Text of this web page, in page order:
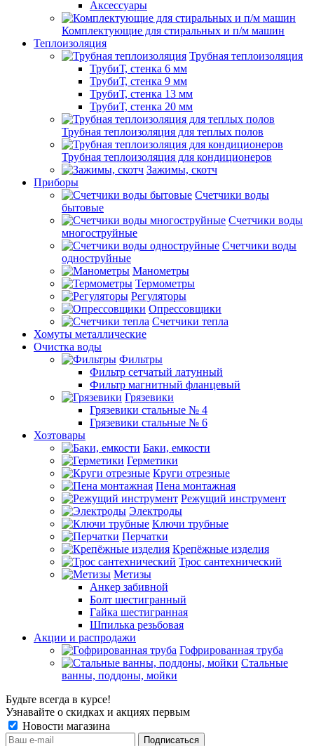
Аксессуары
Комплектующие для стиральных и п/м машин
Теплоизоляция
Трубная теплоизоляция
ТрубиТ, стенка 6 мм
ТрубиТ, стенка 9 мм
ТрубиТ, стенка 13 мм
ТрубиТ, стенка 20 мм
Трубная теплоизоляция для теплых полов
Трубная теплоизоляция для кондиционеров
Зажимы, скотч
Приборы
Счетчики воды
бытовые
Счетчики воды
многоструйные
Счетчики воды
одноструйные
Манометры
Термометры
Регуляторы
Опрессовщики
Счетчики тепла
Хомуты металлические
Очистка воды
Фильтры
Фильтр сетчатый латунный
Фильтр магнитный фланцевый
Грязевики
Грязевики стальные № 4
Грязевики стальные № 6
Хозтовары
Баки, емкости
Герметики
Круги отрезные
Пена монтажная
Режущий инструмент
Электроды
Ключи трубные
Перчатки
Крепёжные изделия
Трос сантехнический
Метизы
Анкер забивной
Болт шестигранный
Гайка шестигранная
Шпилька резьбовая
Акции и распродажи
Гофрированная труба
Стальные
ванны, поддоны, мойки
Будьте всегда в курсе!
Узнавайте о скидках и акциях первым
Новости магазина